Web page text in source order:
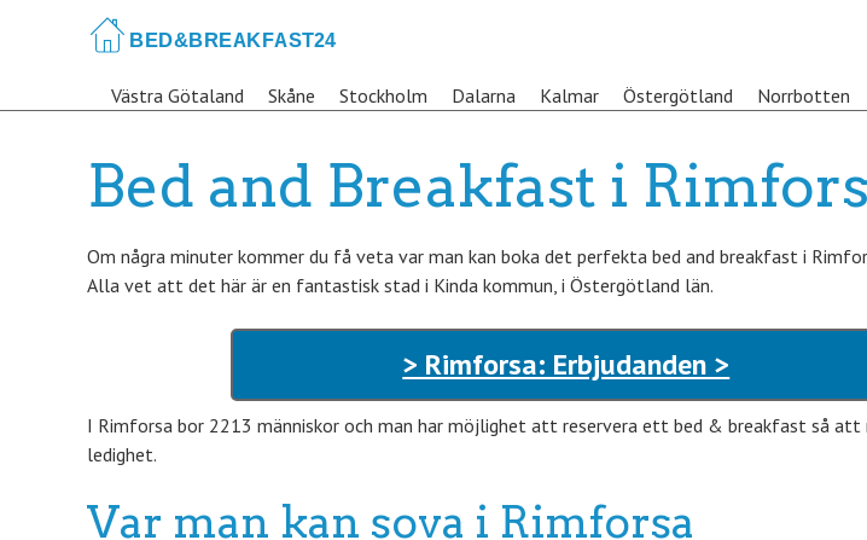
Västra Götaland Skåne Stockholm Dalarna Kalmar Östergötland Norrbotten
Bed and Breakfast i
Om några minuter kommer du få veta var man kan boka det perfekta bed and breakfast i
Alla vet att det här är en fantastisk stad i Kinda kommun, i Östergötland län.
> Rimforsa: Erbjudanden >
I Rimforsa bor 2213 människor och man har möjlighet att reservera ett bed & breakfast så att
ledighet.
Var man kan sova i Rimforsa